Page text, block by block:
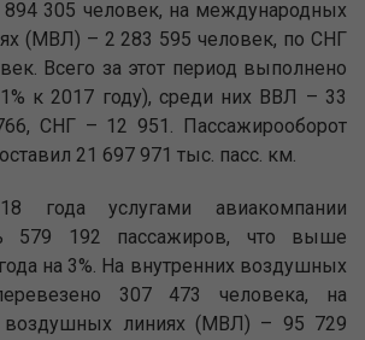
305 человек, на международных
(МВЛ) – 2 283 595 человек, по СНГ
Всего за этот период выполнено
к 2017 году), среди них ВВЛ – 33
СНГ – 12 951. Пассажирооборот
21 697 971 тыс. пасс. км.
года услугами авиакомпании
579 192 пассажиров, что выше
на 3%. На внутренних воздушных
307 473 человека, на
воздушных линиях (МВЛ) – 95 729